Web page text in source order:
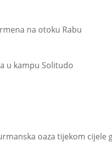
na otoku Rabu
u kampu Solitudo
oaza tijekom cijele